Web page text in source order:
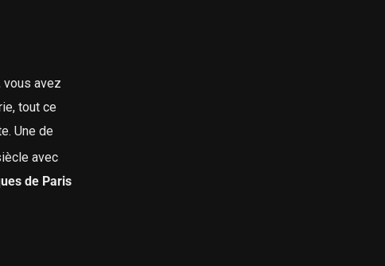
vous avez
tout ce
Une de
avec
de Paris